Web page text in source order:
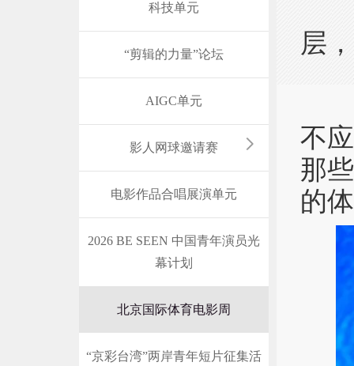
科技单元
“剪辑的力量”论坛
AIGC单元
影人网球邀请赛
电影作品合唱展演单元
2026 BE SEEN 中国青年演员光
幕计划
北京国际体育电影周
“京彩台湾”两岸青年短片征集活
层
不
那
的